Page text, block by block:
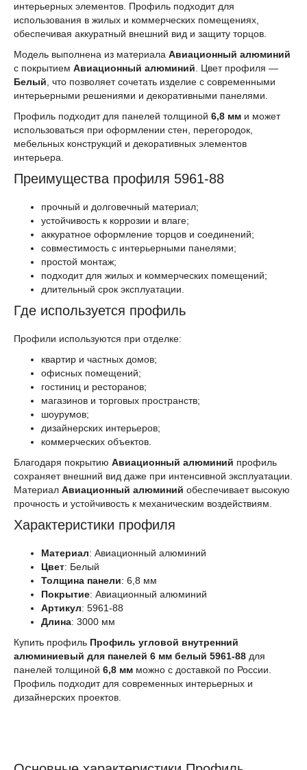
интерьерных элементов. Профиль подходит для
использования в жилых и коммерческих помещениях,
обеспечивая аккуратный внешний вид и защиту торцов.
Модель выполнена из материала Авиационный алюминий
с покрытием Авиационный алюминий . Цвет профиля —
Белый , что позволяет сочетать изделие с современными
интерьерными решениями и декоративными панелями.
Профиль подходит для панелей толщиной 6,8 мм и может
использоваться при оформлении стен, перегородок,
мебельных конструкций и декоративных элементов
интерьера.
Преимущества профиля 5961-88
прочный и долговечный материал;
устойчивость к коррозии и влаге;
аккуратное оформление торцов и соединений;
совместимость с интерьерными панелями;
простой монтаж;
подходит для жилых и коммерческих помещений;
длительный срок эксплуатации.
Где используется профиль
Профили используются при отделке:
квартир и частных домов;
офисных помещений;
гостиниц и ресторанов;
магазинов и торговых пространств;
шоурумов;
дизайнерских интерьеров;
коммерческих объектов.
Благодаря покрытию Авиационный алюминий профиль
сохраняет внешний вид даже при интенсивной эксплуатации.
Материал Авиационный алюминий обеспечивает высокую
прочность и устойчивость к механическим воздействиям.
Характеристики профиля
Материал: Авиационный алюминий
Цвет: Белый
Толщина панели: 6,8 мм
Покрытие: Авиационный алюминий
Артикул: 5961-88
Длина: 3000 мм
Купить профиль Профиль угловой внутренний
алюминиевый для панелей 6 мм белый 5961-88 для
панелей толщиной 6,8 мм можно с доставкой по России.
Профиль подходит для современных интерьерных и
дизайнерских проектов.